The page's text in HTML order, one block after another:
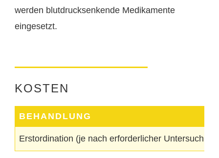
werden blutdrucksenkende Medikamente
eingesetzt.
KOSTEN
BEHANDLUNG
Erstordination (je nach erforderlicher